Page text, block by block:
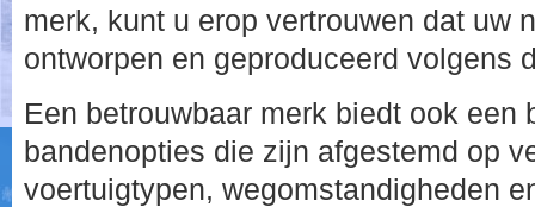
merk, kunt u erop vertrouwen dat uw
ontworpen en geproduceerd volgens
Een betrouwbaar merk biedt ook een
bandenopties die zijn afgestemd op
voertuigtypen, wegomstandigheden